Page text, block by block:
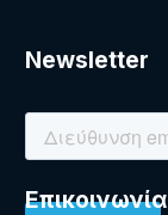
Newsletter
Eπικοινωνία